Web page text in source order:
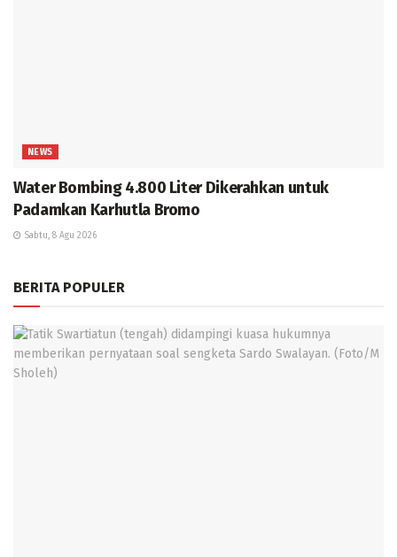
NEWS
Water Bombing 4.800 Liter Dikerahkan untuk
Padamkan Karhutla Bromo
Sabtu, 8 Agu 2026
BERITA POPULER